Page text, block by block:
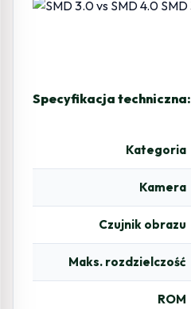
Specyfikacja techniczna:
Kategoria
Kamera
Czujnik obrazu
Maks. rozdzielczość
ROM